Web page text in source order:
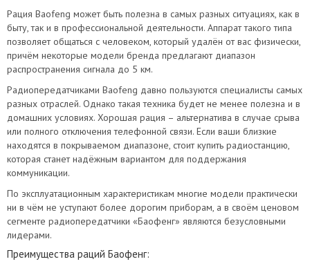
Рация Baofeng может быть полезна в самых разных ситуациях, как в
быту, так и в профессиональной деятельности. Аппарат такого типа
позволяет общаться с человеком, который удалён от вас физически,
причём некоторые модели бренда предлагают диапазон
распространения сигнала до 5 км.
Радиопередатчиками Baofeng давно пользуются специалисты самых
разных отраслей. Однако такая техника будет не менее полезна и в
домашних условиях. Хорошая рация – альтернатива в случае срыва
или полного отключения телефонной связи. Если ваши близкие
находятся в покрываемом диапазоне, стоит купить радиостанцию,
которая станет надёжным вариантом для поддержания
коммуникации.
По эксплуатационным характеристикам многие модели практически
ни в чём не уступают более дорогим приборам, а в своём ценовом
сегменте радиопередатчики «Баофенг» являются безусловными
лидерами.
Преимущества раций Баофенг: